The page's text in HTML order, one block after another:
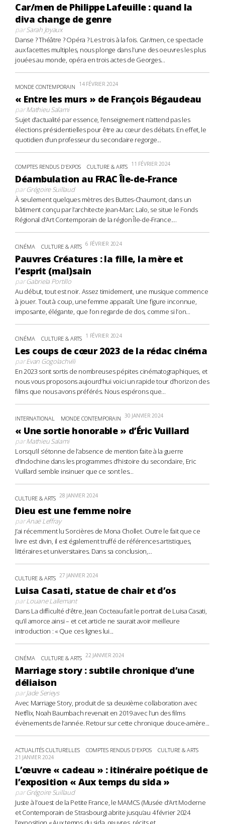
Car/men de Philippe Lafeuille : quand la
diva change de genre
parSarah Joyaux
Danse ? Théâtre ? Opéra ? Les trois à la fois. Car/men, ce spectacle
aux facettes multiples, nous plonge dans l’une des oeuvres les plus
jouées au monde, opéra en trois actes de Georges...
MONDE CONTEMPORAIN 14 FÉVRIER 2024
« Entre les murs » de François Bégaudeau
parMathieu Salami
Sujet d’actualité par essence, l’enseignement n’attend pas les
élections présidentielles pour être au cœur des débats. En effet, le
quotidien d’un professeur du secondaire regorge...
COMPTES RENDUS D'EXPOS CULTURE & ARTS 11 FÉVRIER 2024
Déambulation au FRAC Île-de-France
parGrégoire Suillaud
À seulement quelques mètres des Buttes-Chaumont, dans un
bâtiment conçu par l’architecte Jean-Marc Lalo, se situe le Fonds
Régional d’Art Contemporain de la région Île-de-France....
CINÉMA CULTURE & ARTS 6 FÉVRIER 2024
Pauvres Créatures : la fille, la mère et
l’esprit (mal)sain
parGabriela Portillo
Au début, tout est noir. Assez timidement, une musique commence
à jouer. Tout à coup, une femme apparaît. Une figure inconnue,
imposante, élégante, que l’on regarde de dos, comme si l’on...
CINÉMA CULTURE & ARTS 1 FÉVRIER 2024
Les coups de cœur 2023 de la rédac cinéma
parEvan Gogolachvili
En 2023 sont sortis de nombreuses pépites cinématographiques, et
nous vous proposons aujourd’hui voici un rapide tour d’horizon des
films que nous avons préférés. Nous espérons que...
INTERNATIONAL MONDE CONTEMPORAIN 30 JANVIER 2024
« Une sortie honorable » d’Éric Vuillard
parMathieu Salami
Lorsqu’il s’étonne de l’absence de mention faite à la guerre
d’Indochine dans les programmes d’histoire du secondaire, Eric
Vuillard semble insinuer que ce sont les...
CULTURE & ARTS 28 JANVIER 2024
Dieu est une femme noire
parAnaë Leffray
J’ai récemment lu Sorcières de Mona Chollet. Outre le fait que ce
livre est divin, il est également truffé de références artistiques,
littéraires et universitaires. Dans sa conclusion,...
CULTURE & ARTS 27 JANVIER 2024
Luisa Casati, statue de chair et d’os
parLouane Lallemant
Dans La difficulté d’être, Jean Cocteau fait le portrait de Luisa Casati,
qu’il amorce ainsi – et cet article ne saurait avoir meilleure
introduction : « Que ces lignes lui...
CINÉMA CULTURE & ARTS 22 JANVIER 2024
Marriage story : subtile chronique d’une
déliaison
parJade Serieys
Avec Marriage Story, produit de sa deuxième collaboration avec
Netflix, Noah Baumbach revenait en 2019 avec l’un des films
évènements de l’année. Retour sur cette chronique douce-amère...
ACTUALITÉS CULTURELLES COMPTES RENDUS D'EXPOS CULTURE & ARTS
21 JANVIER 2024
L’œuvre « cadeau » : itinéraire poétique de
l’exposition « Aux temps du sida »
parGrégoire Suillaud
Juste à l’ouest de la Petite France, le MAMCS (Musée d’Art Moderne
et Contemporain de Strasbourg) abrite jusqu’au 4 février 2024